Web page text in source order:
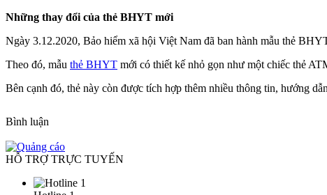
Những thay đổi của thẻ BHYT mới
Ngày 3.12.2020, Bảo hiểm xã hội Việt Nam đã ban hành mẫu thẻ
Theo đó, mẫu thẻ BHYT mới có thiết kế nhỏ gọn như một chiếc thẻ
Bên cạnh đó, thẻ này còn được tích hợp thêm nhiều thông tin, hướng
Bình luận
HỖ TRỢ TRỰC TUYẾN